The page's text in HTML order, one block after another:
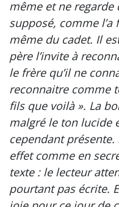
même et ne regarde
supposé, comme l’a
même du cadet. Il
père l’invite à
le frère qu’il ne
reconnaitre comme
fils que voilà ». La
malgré le ton lucide
cependant présente.
effet comme en
texte : le lecteur
pourtant pas écrite.